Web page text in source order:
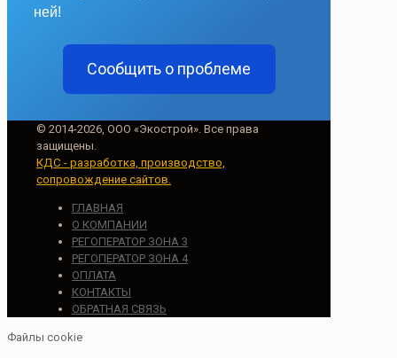
ней!
Сообщить о проблеме
© 2014-2026, ООО «Экострой». Все права
защищены.
КДС - разработка, производство,
сопровождение сайтов.
ГЛАВНАЯ
О КОМПАНИИ
РЕГОПЕРАТОР ЗОНА 3
РЕГОПЕРАТОР ЗОНА 4
ОПЛАТА
КОНТАКТЫ
ОБРАТНАЯ СВЯЗЬ
Файлы cookie